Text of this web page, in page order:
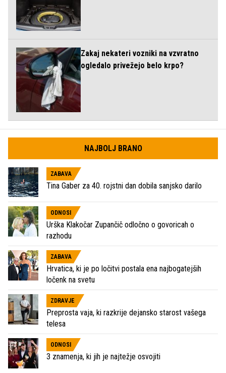
Zakaj nekateri vozniki na vzvratno
ogledalo privežejo belo krpo?
NAJBOLJ BRANO
ZABAVA
Tina Gaber za 40. rojstni dan dobila sanjsko darilo
ODNOSI
Urška Klakočar Zupančič odločno o govoricah o
razhodu
ZABAVA
Hrvatica, ki je po ločitvi postala ena najbogatejših
ločenk na svetu
ZDRAVJE
Preprosta vaja, ki razkrije dejansko starost vašega
telesa
ODNOSI
3 znamenja, ki jih je najtežje osvojiti